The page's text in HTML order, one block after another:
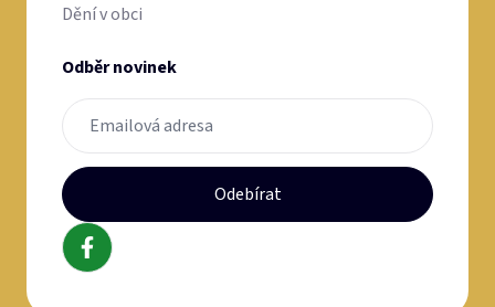
Dění v obci
Odběr novinek
Odebírat